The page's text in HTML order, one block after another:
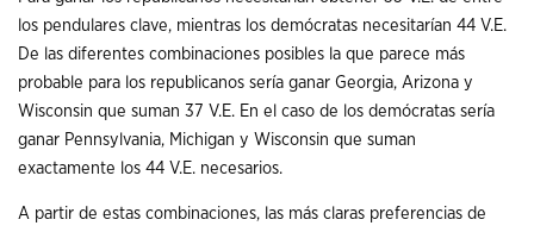
los pendulares clave, mientras los demócratas necesitarían 44 V.E.
De las diferentes combinaciones posibles la que parece más
probable para los republicanos sería ganar Georgia, Arizona y
Wisconsin que suman 37 V.E. En el caso de los demócratas sería
ganar Pennsylvania, Michigan y Wisconsin que suman
exactamente los 44 V.E. necesarios.
A partir de estas combinaciones, las más claras preferencias de